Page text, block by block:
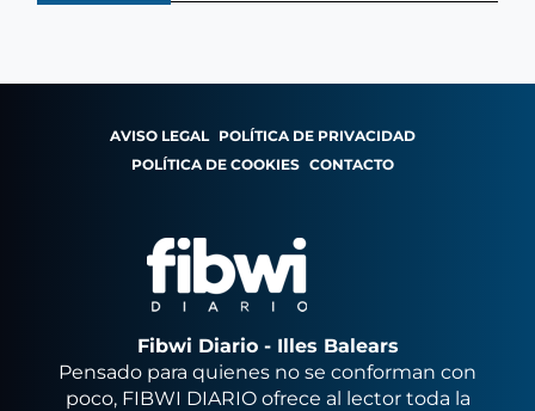
AVISO LEGAL POLÍTICA DE PRIVACIDAD
POLÍTICA DE COOKIES CONTACTO
Fibwi Diario - Illes Balears
Pensado para quienes no se conforman con
poco, FIBWI DIARIO ofrece al lector toda la